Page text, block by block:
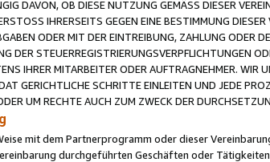
DAVON, OB DIESE NUTZUNG GEMÄSS DIESER
IHRERSEITS GEGEN EINE BESTIMMUNG DIESER
ODER MIT DER EINTREIBUNG, ZAHLUNG ODER
DER STEUERREGISTRIERUNGSVERPFLICHTUNGEN
IHRER MITARBEITER ODER AUFTRAGNEHMER. WIR
GERICHTLICHE SCHRITTE EINLEITEN UND JEDE
UM RECHTE AUCH ZUM ZWECK DER
mit dem Partnerprogramm oder dieser
durchgeführten Geschäften oder